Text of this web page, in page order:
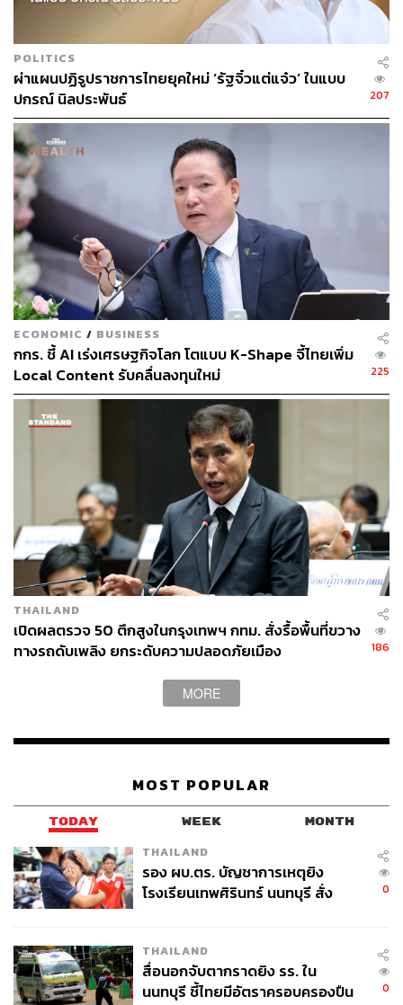
ABOUT THE AUTHOR
THE STANDARD TEAM
กองบรรณาธิการ THE STANDARD
POLITICS
ผ่าแผนปฏิรูปราชการไทยยุคใหม่ ‘รัฐจิ๋วแต่แจ๋ว’ ในแบบ
ปกรณ์ นิลประพันธ์
207
ECONOMIC / BUSINESS
กกร. ชี้ AI เร่งเศรษฐกิจโลก โตแบบ K-Shape จี้ไทยเพิ่ม
Local Content รับคลื่นลงทุนใหม่
225
THAILAND
เปิดผลตรวจ 50 ตึกสูงในกรุงเทพฯ กทม. สั่งรื้อพื้นที่ขวาง
ทางรถดับเพลิง ยกระดับความปลอดภัยเมือง
186
MORE
MOST POPULAR
TODAY WEEK MONTH
THAILAND
รอง ผบ.ตร. บัญชาการเหตุยิง
โรงเรียนเทพศิรินทร์ นนทบุรี สั่ง
0
THAILAND
สื่อนอกจับตากราดยิง รร. ใน
นนทบุรี ชี้ไทยมีอัตราครอบครองปืน
0